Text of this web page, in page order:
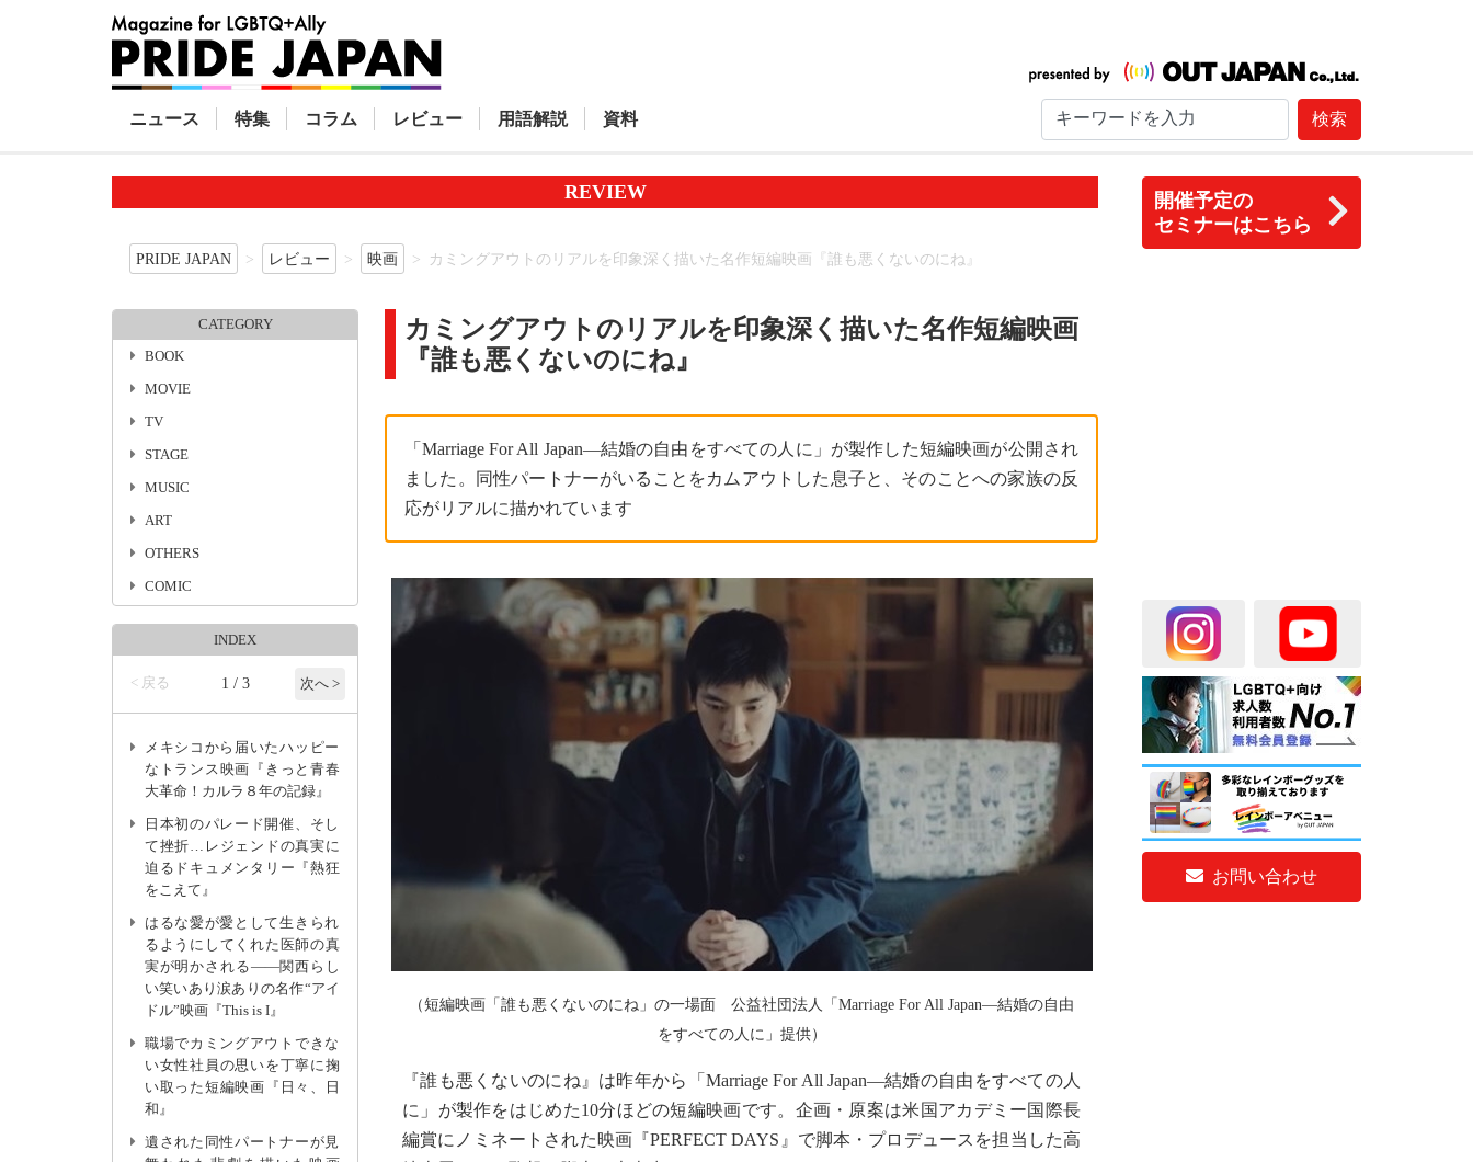
ニュース 特集 コラム レビュー 用語解説 資料 検索
開催予定の
セミナーはこちら
お問い合わせ
REVIEW
PRIDE JAPAN レビュー 映画 カミングアウトのリアルを印象深く描いた名作短編映画『誰も悪くないのにね』
カミングアウトのリアルを印象深く描いた名作短編映画
『誰も悪くないのにね』
「Marriage For All Japan―結婚の自由をすべての人に」が製作した短編映画が公開され
ました。同性パートナーがいることをカムアウトした息子と、そのことへの家族の反
応がリアルに描かれています
（短編映画「誰も悪くないのにね」の一場面 公益社団法人「Marriage For All Japan―結婚の自由
をすべての人に」提供）
『誰も悪くないのにね』は昨年から「Marriage For All Japan―結婚の自由をすべての人
に」が製作をはじめた10分ほどの短編映画です。企画・原案は米国アカデミー国際長
編賞にノミネートされた映画『PERFECT DAYS』で脚本・プロデュースを担当した高
CATEGORY
BOOK
MOVIE
TV
STAGE
MUSIC
ART
OTHERS
COMIC
INDEX
< 戻る 1 / 3 次へ >
メキシコから届いたハッピー
なトランス映画『きっと青春
大革命！カルラ８年の記録』
日本初のパレード開催、そし
て挫折…レジェンドの真実に
迫るドキュメンタリー『熱狂
をこえて』
はるな愛が愛として生きられ
るようにしてくれた医師の真
実が明かされる――関西らし
い笑いあり涙ありの名作“アイ
ドル”映画『This is I』
職場でカミングアウトできな
い女性社員の思いを丁寧に掬
い取った短編映画『日々、日
和』
遺された同性パートナーが見